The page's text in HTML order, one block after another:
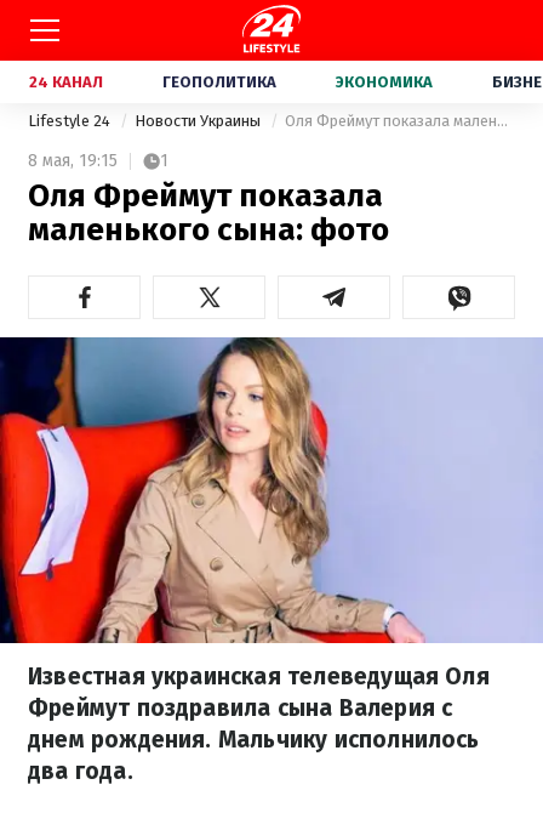
24 КАНАЛ ГЕОПОЛИТИКА ЭКОНОМИКА
Lifestyle 24 Новости Украины Оля Фреймут показала маленького сына: фото
8 мая, 19:15 1
Оля Фреймут показала
маленького сына: фото
Известная украинская телеведущая Оля
Фреймут поздравила сына Валерия с
днем рождения. Мальчику исполнилось
два года.